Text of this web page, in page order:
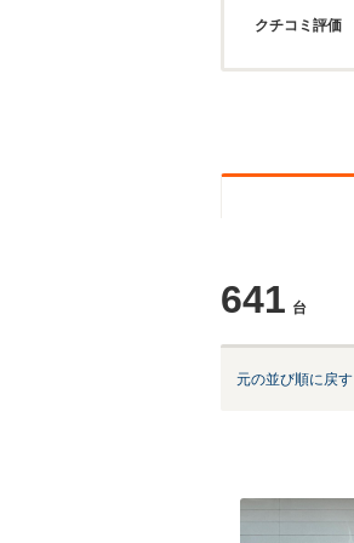
クチコミ評価
641 台
元の並び順に戻す